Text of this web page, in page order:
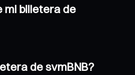
mi billetera de
de svmBNB?